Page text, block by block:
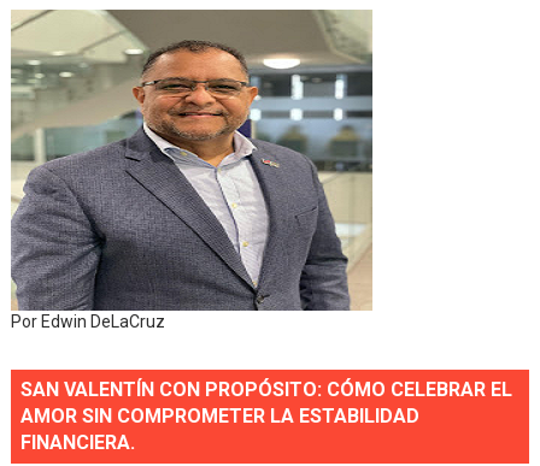
Por Edwin DeLaCruz
SAN VALENTÍN CON PROPÓSITO: CÓMO CELEBRAR EL
AMOR SIN COMPROMETER LA ESTABILIDAD
FINANCIERA.